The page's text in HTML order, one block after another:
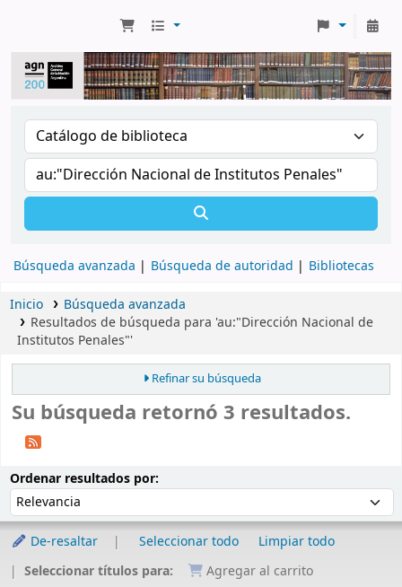
Búsqueda avanzada Búsqueda de autoridad Bibliotecas
Inicio
Búsqueda avanzada
Resultados de búsqueda para 'au:"Dirección Nacional de
Institutos Penales"'
Refinar su búsqueda
Su búsqueda retornó 3 resultados.
Ordenar resultados por:
De-resaltar Seleccionar todo
Limpiar todo
Seleccionar títulos para:
Agregar al carrito